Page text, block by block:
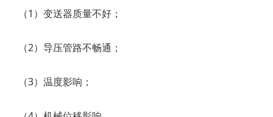
（1）变送器质量不好；
（2）导压管路不畅通；
（3）温度影响；